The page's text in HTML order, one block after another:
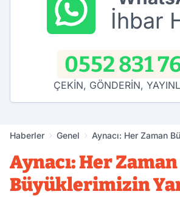
İhbar
0552 831
ÇEKİN, GÖNDERİN,
Haberler Genel
Aynacı: Her Zaman
Aynacı: Her Zaman
Büyüklerimizin